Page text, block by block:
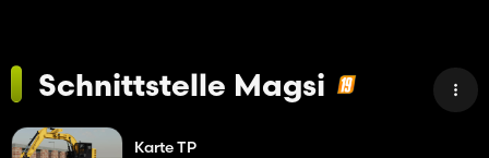
Schnittstelle Magsi
Karte TP